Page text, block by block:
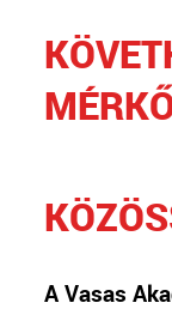
A Vasas